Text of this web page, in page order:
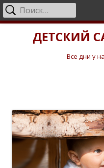
ДЕТСКИЙ
Все дни у
Основное
Найти: